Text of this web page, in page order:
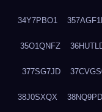
34Y7PBO1
35O1QNFZ
377SG7JD
38J0SXQX